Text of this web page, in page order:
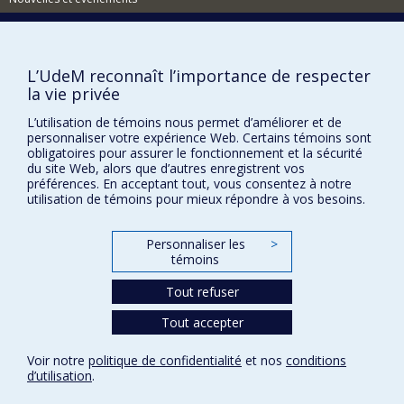
Plan du site
Accessibilité
FACULTÉ DES ARTS ET DES SCIENCES
Nos départements et écoles
Nos centres d'études
Conditions d’utilisation
Paramètres des témoins
Université de
L’UdeM reconnaît l’importance de respecter
la vie privée
L’utilisation de témoins nous permet d’améliorer et de
personnaliser votre expérience Web. Certains témoins sont
obligatoires pour assurer le fonctionnement et la sécurité
du site Web, alors que d’autres enregistrent vos
préférences. En acceptant tout, vous consentez à notre
utilisation de témoins pour mieux répondre à vos besoins.
Personnaliser les
témoins
>
Tout refuser
Tout accepter
Voir notre politique de confidentialité et nos conditions
d’utilisation.